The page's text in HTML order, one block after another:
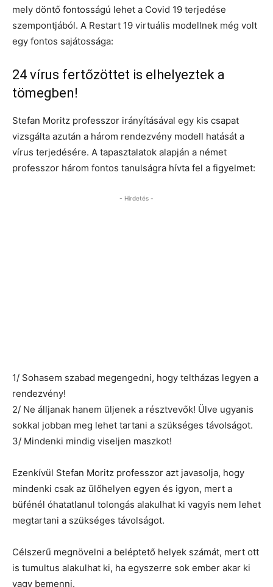
mely döntő fontosságú lehet a Covid 19 terjedése
szempontjából. A Restart 19 virtuális modellnek még volt
egy fontos sajátossága:
24 vírus fertőzöttet is elhelyeztek a
tömegben!
Stefan Moritz professzor irányításával egy kis csapat
vizsgálta azután a három rendezvény modell hatását a
vírus terjedésére. A tapasztalatok alapján a német
professzor három fontos tanulságra hívta fel a figyelmet:
- Hirdetés -
1/ Sohasem szabad megengedni, hogy teltházas legyen a
rendezvény!
2/ Ne álljanak hanem üljenek a résztvevők! Ülve ugyanis
sokkal jobban meg lehet tartani a szükséges távolságot.
3/ Mindenki mindig viseljen maszkot!
Ezenkívül Stefan Moritz professzor azt javasolja, hogy
mindenki csak az ülőhelyen egyen és igyon, mert a
büfénél óhatatlanul tolongás alakulhat ki vagyis nem lehet
megtartani a szükséges távolságot.
Célszerű megnövelni a beléptető helyek számát, mert ott
is tumultus alakulhat ki, ha egyszerre sok ember akar ki
vagy bemenni.